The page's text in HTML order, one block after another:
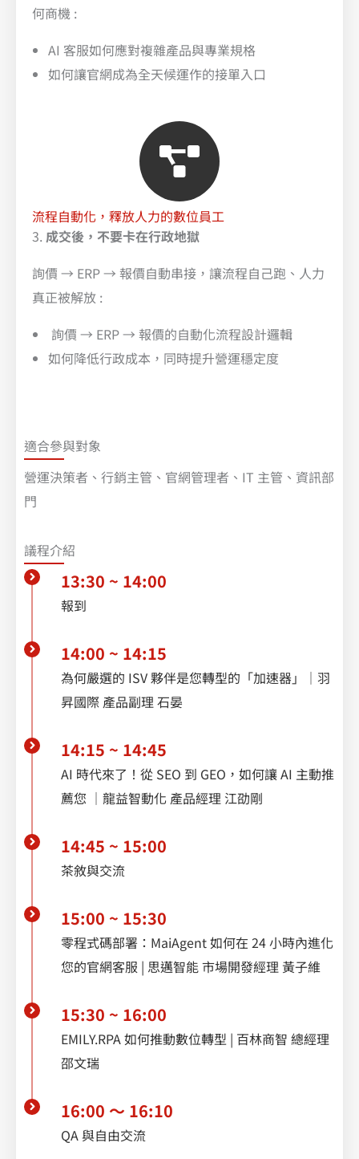
何商機 :
AI 客服如何應對複雜產品與專業規格
如何讓官網成為全天候運作的接單入口
流程自動化，釋放人力的數位員工
3. 成交後，不要卡在行政地獄
詢價 → ERP → 報價自動串接，讓流程自己跑、人力
真正被解放 :
詢價 → ERP → 報價的自動化流程設計邏輯
如何降低行政成本，同時提升營運穩定度
適合參與對象
營運決策者、行銷主管、官網管理者、IT 主管、資訊部
門
議程介紹
13:30 ~ 14:00
報到
14:00 ~ 14:15
為何嚴選的 ISV 夥伴是您轉型的「加速器」｜羽
昇國際 產品副理 石晏
14:15 ~ 14:45
AI 時代來了！從 SEO 到 GEO，如何讓 AI 主動推
薦您 ｜龍益智動化 產品經理 江劭剛
14:45 ~ 15:00
茶敘與交流
15:00 ~ 15:30
零程式碼部署：MaiAgent 如何在 24 小時內進化
您的官網客服 | 思邁智能 市場開發經理 黃子維
15:30 ~ 16:00
EMILY.RPA 如何推動數位轉型 | 百林商智 總經理
邵文瑞
16:00 ～ 16:10
QA 與自由交流